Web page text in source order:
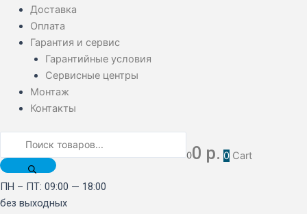
Доставка
Оплата
Гарантия и сервис
Гарантийные условия
Сервисные центры
Монтаж
Контакты
00 р. 0 Cart
ПН – ПТ: 09:00 — 18:00
без выходных